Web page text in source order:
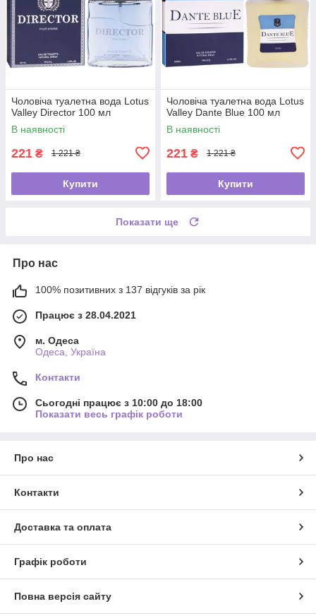
Чоловіча туалетна вода Lotus
Valley Director 100 мл
В наявності
221 ₴ 1 221 ₴
Купити
Чоловіча туалетна вода Lotus
Valley Dante Blue 100 мл
В наявності
221 ₴ 1 221 ₴
Купити
Показати ще
Про нас
100% позитивних з 137 відгуків за рік
Працює з 28.04.2021
м. Одеса
Одеса, Україна
Контакти
Сьогодні працює з 10:00 до 18:00
Показати весь графік роботи
Про нас
Контакти
Доставка та оплата
Графік роботи
Повна версія сайту